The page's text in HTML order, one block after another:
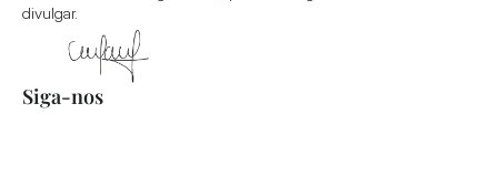
divulgar.
Siga-nos